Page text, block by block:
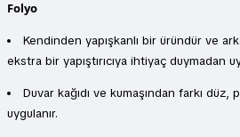
Folyo
Kendinden yapışkanlı bir üründür ve
ekstra bir yapıştırıcıya ihtiyaç duymadan
Duvar kağıdı ve kumaşından farkı
uygulanır.